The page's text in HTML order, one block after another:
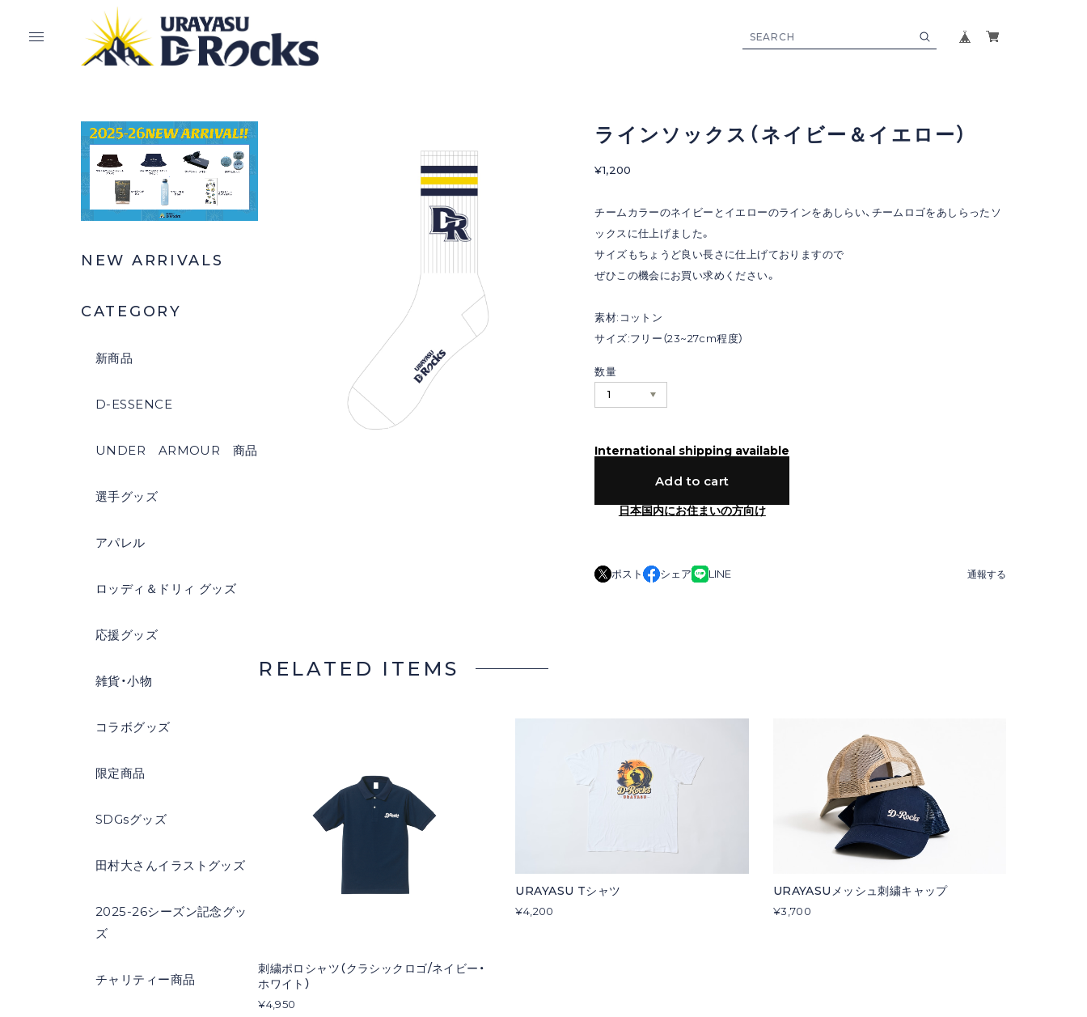
NEW ARRIVALS
CATEGORY
新商品
D-ESSENCE
UNDER ARMOUR 商品
選手グッズ
アパレル
ロッディ＆ドリィ グッズ
応援グッズ
雑貨・小物
コラボグッズ
限定商品
SDGsグッズ
田村大さんイラストグッズ
2025-26シーズン記念グッ
ズ
チャリティー商品
ラインソックス（ネイビー＆イエロー）
¥1,200
チームカラーのネイビーとイエローのラインをあしらい、チームロゴをあしらったソ
ックスに仕上げました。
サイズもちょうど良い長さに仕上げておりますので
ぜひこの機会にお買い求めください。
素材:コットン
サイズ:フリー（23~27cm程度）
数量
International shipping available
Add to cart
日本国内にお住まいの方向け
ポスト シェア LINE 通報する
RELATED ITEMS
刺繍ポロシャツ（クラシックロゴ/ネイビー・
ホワイト）
¥4,950
URAYASU Tシャツ
¥4,200
URAYASUメッシュ刺繍キャップ
¥3,700